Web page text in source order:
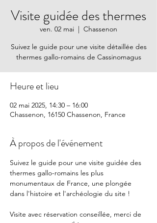
Visite guidée des thermes
ven. 02 mai
  |
Chassenon
Suivez le guide pour une visite détaillée des
thermes gallo-romains de Cassinomagus
Heure et lieu
02 mai 2025, 14:30 – 16:00
Chassenon, 16150 Chassenon, France
À propos de l'événement
Suivez le guide pour une visite guidée des
thermes gallo-romains les plus
monumentaux de France, une plongée
dans l'histoire et l'archéologie du site !
Visite avec réservation conseillée, merci de